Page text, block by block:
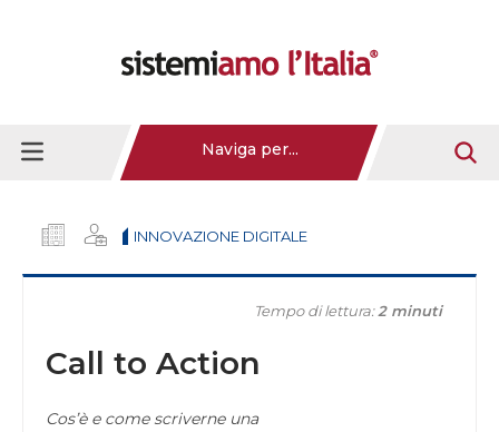
Naviga per...
INNOVAZIONE DIGITALE
Tempo di lettura:2 minuti
Call to Action
Cos’è e come scriverne una